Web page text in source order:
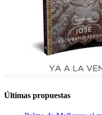
Últimas propuestas